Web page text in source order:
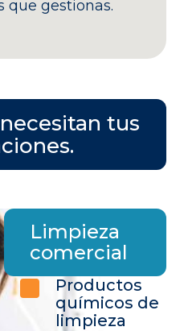
que gestionas.
tus
Limpieza
comercial
Productos
químicos de
limpieza